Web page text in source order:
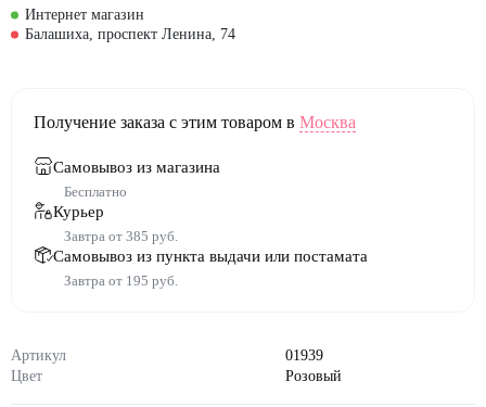
Артикул
01939
Цвет
Розовый
Интернет магазин
Балашиха, проспект Ленина, 74
Получение заказа с этим товаром в Москва
Самовывоз из магазина
Бесплатно
Курьер
Завтра от 385 руб.
Самовывоз из пункта выдачи или постамата
Завтра от 195 руб.